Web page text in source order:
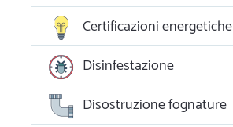
Certificazioni energetiche
Disinfestazione
Disostruzione fognature